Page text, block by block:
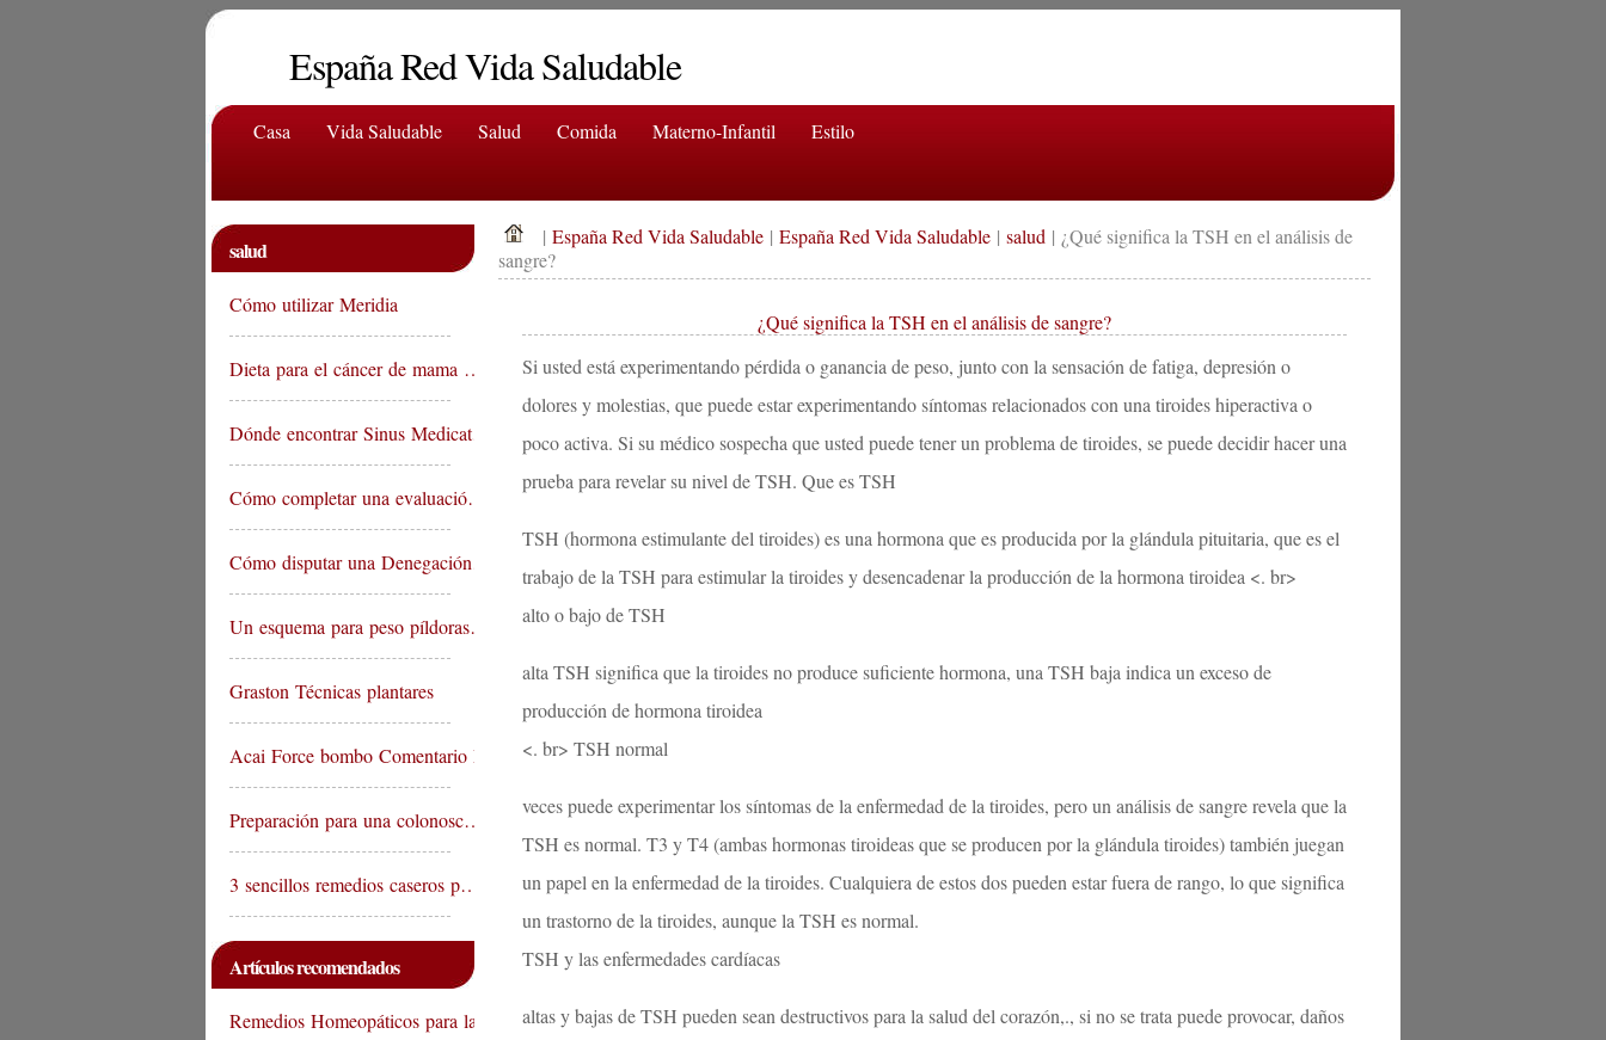
España Red Vida Saludable
Casa Vida Saludable Salud Comida Materno-Infantil Estilo
salud
Cómo utilizar Meridia
Dieta para el cáncer de mama …
Dónde encontrar Sinus Medicat…
Cómo completar una evaluació…
Cómo disputar una Denegación…
Un esquema para peso píldoras…
Graston Técnicas plantares
Acai Force bombo Comentario Ma…
Preparación para una colonosc…
3 sencillos remedios caseros p…
Artículos recomendados
Remedios Homeopáticos para la…
| España Red Vida Saludable | España Red Vida Saludable | salud | ¿Qué significa la TSH en el análisis de
sangre?
¿Qué significa la TSH en el análisis de sangre?
Si usted está experimentando pérdida o ganancia de peso, junto con la sensación de fatiga, depresión o
dolores y molestias, que puede estar experimentando síntomas relacionados con una tiroides hiperactiva o
poco activa. Si su médico sospecha que usted puede tener un problema de tiroides, se puede decidir hacer una
prueba para revelar su nivel de TSH. Que es TSH
TSH (hormona estimulante del tiroides) es una hormona que es producida por la glándula pituitaria, que es el
trabajo de la TSH para estimular la tiroides y desencadenar la producción de la hormona tiroidea <. br>
alto o bajo de TSH
alta TSH significa que la tiroides no produce suficiente hormona, una TSH baja indica un exceso de
producción de hormona tiroidea
<. br> TSH normal
veces puede experimentar los síntomas de la enfermedad de la tiroides, pero un análisis de sangre revela que la
TSH es normal. T3 y T4 (ambas hormonas tiroideas que se producen por la glándula tiroides) también juegan
un papel en la enfermedad de la tiroides. Cualquiera de estos dos pueden estar fuera de rango, lo que significa
un trastorno de la tiroides, aunque la TSH es normal.
TSH y las enfermedades cardíacas
altas y bajas de TSH pueden sean destructivos para la salud del corazón,., si no se trata puede provocar, daños